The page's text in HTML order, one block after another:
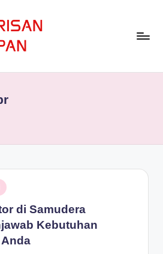
di Samudera
Kebutuhan